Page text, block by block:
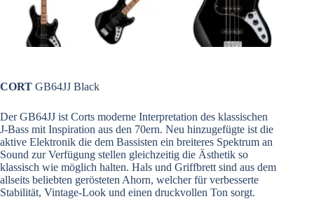
CORT GB64JJ Black
Der GB64JJ ist Corts moderne Interpretation des klassischen
J-Bass mit Inspiration aus den 70ern. Neu hinzugefügte ist die
aktive Elektronik die dem Bassisten ein breiteres Spektrum an
Sound zur Verfügung stellen gleichzeitig die Ästhetik so
klassisch wie möglich halten. Hals und Griffbrett sind aus dem
allseits beliebten gerösteten Ahorn, welcher für verbesserte
Stabilität, Vintage-Look und einen druckvollen Ton sorgt.